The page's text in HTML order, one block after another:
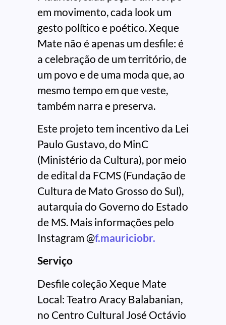
em movimento, cada look um
gesto político e poético. Xeque
Mate não é apenas um desfile: é
a celebração de um território, de
um povo e de uma moda que, ao
mesmo tempo em que veste,
também narra e preserva.
Este projeto tem incentivo da Lei
Paulo Gustavo, do MinC
(Ministério da Cultura), por meio
de edital da FCMS (Fundação de
Cultura de Mato Grosso do Sul),
autarquia do Governo do Estado
de MS. Mais informações pelo
Instagram @f.mauriciobr.
Serviço
Desfile coleção Xeque Mate
Local: Teatro Aracy Balabanian,
no Centro Cultural José Octávio